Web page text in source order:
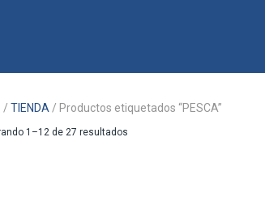
/ TIENDA / Productos etiquetados “PESCA”
1–12 de 27 resultados